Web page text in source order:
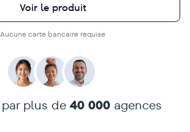
Voir le produit
Aucune carte bancaire requise
plus de 40 000 agences